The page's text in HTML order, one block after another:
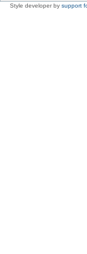
Style developer by support